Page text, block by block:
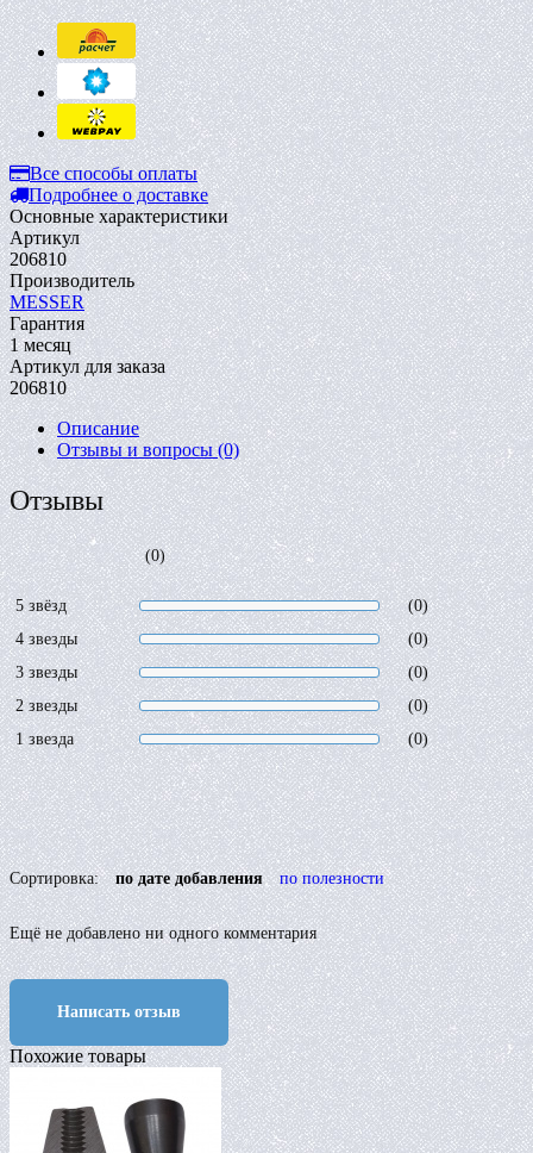
Все способы оплаты
Подробнее о доставке
Основные характеристики
Артикул
206810
Производитель
MESSER
Гарантия
1 месяц
Артикул для заказа
206810
Описание
Отзывы и вопросы(0)
Отзывы
(0)
5 звёзд
(0)
4 звезды
(0)
3 звезды
(0)
2 звезды
(0)
1 звезда
(0)
Сортировка: по дате добавления по полезности
Ещё не добавлено ни одного комментария
Написать отзыв
Похожие товары